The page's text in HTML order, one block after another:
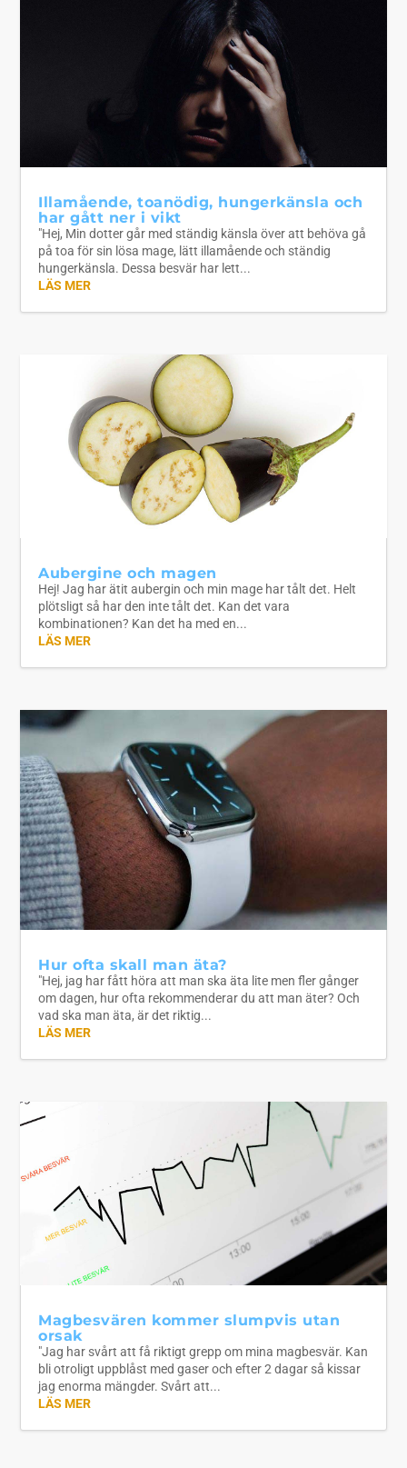
Illamående, toanödig, hungerkänsla och
har gått ner i vikt
"Hej, Min dotter går med ständig känsla över att behöva gå
på toa för sin lösa mage, lätt illamående och ständig
hungerkänsla. Dessa besvär har lett...
LÄS MER
Aubergine och magen
Hej! Jag har ätit aubergin och min mage har tålt det. Helt
plötsligt så har den inte tålt det. Kan det vara
kombinationen? Kan det ha med en...
LÄS MER
Hur ofta skall man äta?
"Hej, jag har fått höra att man ska äta lite men fler gånger
om dagen, hur ofta rekommenderar du att man äter? Och
vad ska man äta, är det riktig...
LÄS MER
Magbesvären kommer slumpvis utan
orsak
"Jag har svårt att få riktigt grepp om mina magbesvär. Kan
bli otroligt uppblåst med gaser och efter 2 dagar så kissar
jag enorma mängder. Svårt att...
LÄS MER